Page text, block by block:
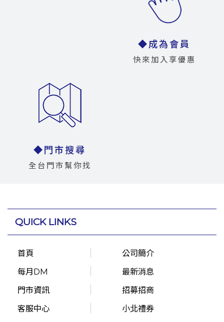
◆成為會員
快來加入享優惠
◆門市搜尋
全台門市幫你找
QUICK LINKS
首頁
公司簡介
每月DM
最新消息
門市資訊
招募招商
客服中心
小北禮券